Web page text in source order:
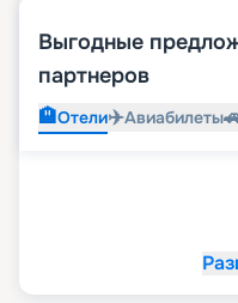
Выгодные
партнеров
🏨Отели✈️Авиабилеты